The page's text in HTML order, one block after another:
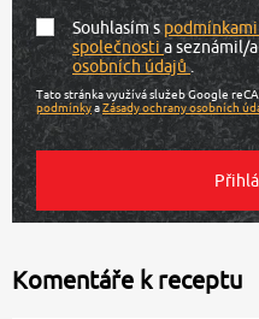
Souhlasím s
společnostia seznámil/
osobních údajů.
Tato stránka využívá služeb Google
podmínkyaZásady ochrany osobních
Komentáře k receptu